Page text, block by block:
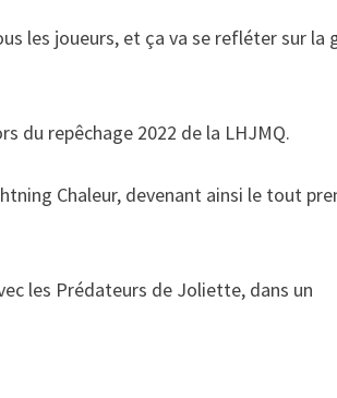
les joueurs, et ça va se refléter sur la
du repêchage 2022 de la LHJMQ.
Chaleur, devenant ainsi le tout
les Prédateurs de Joliette, dans un